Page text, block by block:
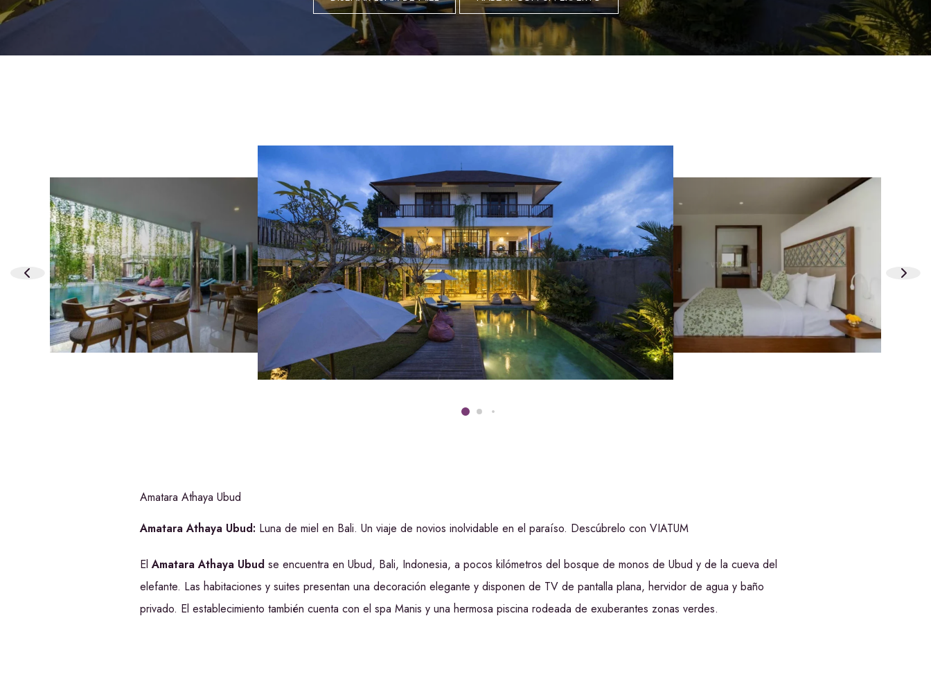
Amatara Athaya Ubud
Amatara Athaya Ubud: Luna de miel en Bali. Un viaje de novios inolvidable en el paraíso. Descúbrelo con VIATUM
ElAmatara Athaya Ubud se encuentra en Ubud, Bali, Indonesia, a pocos kilómetros del bosque de monos de Ubud y de la cueva del
elefante. Las habitaciones y suites presentan una decoración elegante y disponen de TV de pantalla plana, hervidor de agua y baño
privado. El establecimiento también cuenta con el spa Manis y una hermosa piscina rodeada de exuberantes zonas verdes.